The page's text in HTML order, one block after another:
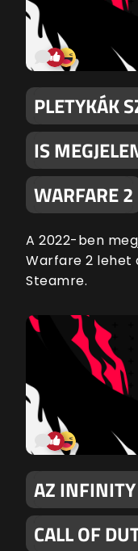
PLETYKÁK
IS
WARFARE 2
A 2022-ben
Warfare 2 lehet
Steamre.
AZ
CALL OF